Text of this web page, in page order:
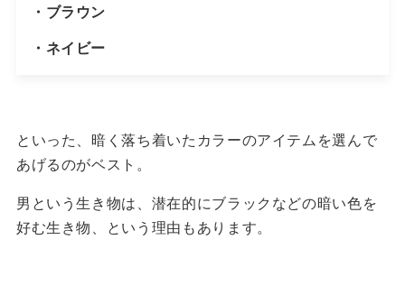
・ブラウン
・ネイビー
といった、暗く落ち着いたカラーのアイテムを選んで
あげるのがベスト。
男という生き物は、潜在的にブラックなどの暗い色を
好む生き物、という理由もあります。